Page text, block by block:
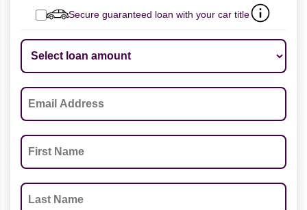
Secure guaranteed loan with your car title